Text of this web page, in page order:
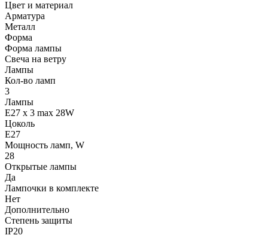
Цвет и материал
Арматура
Металл
Форма
Форма лампы
Свеча на ветру
Лампы
Кол-во ламп
3
Лампы
E27 x 3 max 28W
Цоколь
E27
Мощность ламп, W
28
Открытые лампы
Да
Лампочки в комплекте
Нет
Дополнительно
Степень защиты
IP20